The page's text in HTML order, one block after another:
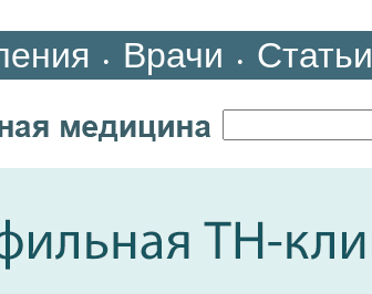
• Врачи • Статьи